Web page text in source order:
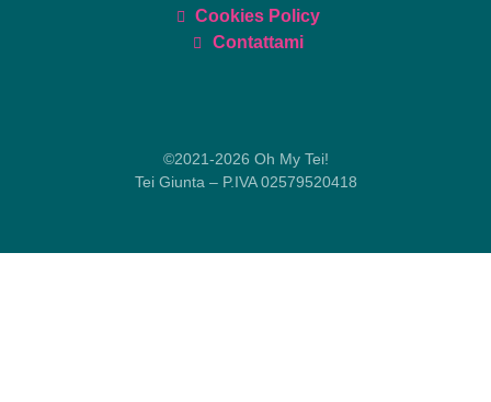
Cookies Policy
Contattami
©2021-2026 Oh My Tei!
Tei Giunta – P.IVA 02579520418